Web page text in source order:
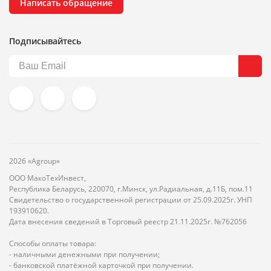
Написать обращение
Подписывайтесь
2026 «Agroup»
ООО МакоТехИнвест,
Республика Беларусь, 220070, г.Минск, ул.Радиальная, д.11Б, пом.11
Свидетельство о государственной регистрации от 25.09.2025г. УНП
193910620.
Дата внесения сведений в Торговый реестр 21.11.2025г. №762056
Способы оплаты товара:
- наличными денежными при получении;
- банковской платёжной карточкой при получении.